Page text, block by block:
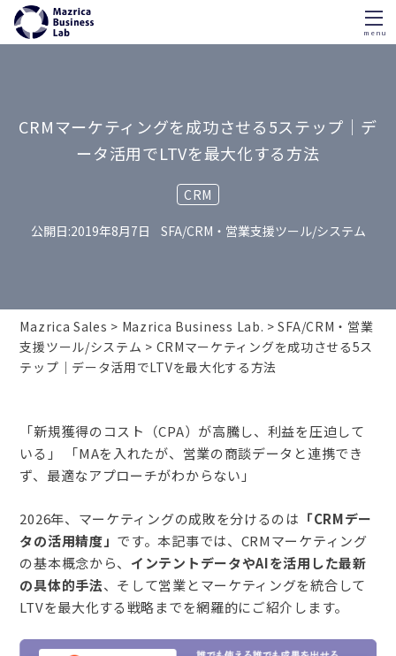
menu
CRMマーケティングを成功させる5ステップ｜デ
ータ活用でLTVを最大化する方法
CRM
2019年8月7日 SFA/CRM・営業支援ツール/システム
Mazrica Sales Mazrica Business Lab.
SFA/CRM・営業
支援ツール/システム
CRMマーケティングを成功させる5ス
テップ｜データ活用でLTVを最大化する方法
「新規獲得のコスト（CPA）が高騰し、利益を圧迫して
いる」 「MAを入れたが、営業の商談データと連携でき
ず、最適なアプローチがわからない」
2026年、マーケティングの成敗を分けるのは 「CRMデー
タの活用精度」 です。本記事では、CRMマーケティング
の基本概念から、 インテントデータやAIを活用した最新
の具体的手法、そして営業とマーケティングを統合して
LTVを最大化する戦略までを網羅的にご紹介します。